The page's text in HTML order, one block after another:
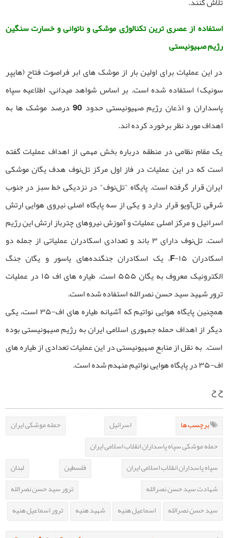
استفاده از عصری ترین تکنالوژی موشکی و ناتوانی و خسارت سنگین
رژیم صهیونیستی
در این عملیات برای اولین بار از موشک های ابر فراصوت فتاح (هایپر
سونیک) استفاده شده است. بر اساس شواهد میدانی، اطلاعیه سپاه
پاسداران و اذعان رژیم صهیونیستی حدود 90 درصد موشک ها به
اهداف مورد نظر برخورد کرده اند.
یک مقام نظامی در منطقه درباره بخش مهمی از اهداف عملیات گفته
است که در این عملیات در فاز اول مرکز تل‌نوف هدف یگان موشکی
ایران قرار گرفته است. پایگاه "تل‌نوف" در نزدیکی خط سبز در جنوب
شرقی تل‌آویو قرار دارد و یکی از سه پایگاه اصلی نیروی هوایی ارتش
اسرائیل و مرکز اصلی عملیات و آموزش نیروهای چترباز ارتش این رژیم
است. تل‌نوف دارای ۳ باند و تعدادی اسکادران عملیاتی از جمله دو
اسکادران F-۱۵، یک اسکادران جنگنده‌های یاسور و یگان جنگ
الکترونیک معروف به یگان ۵۵۵ است. طیاره های اف ۱۵ در عملیات
ترور شهید سید حسن نصرالله استفاده شده است.
همچنین پایگاه هوایی نواتیم که آشیانه طیاره های اف-۳۵ است، یکی
دیگر از اهداف حمله جمهوری اسلامی ایران به رژیم صیهونیستی بوده
است. به نقل از منابع صهیونیستی در این عملیات تعدادی از طیاره های
اف-۳۵ در پایگاه هوایی نواتیم منهدم شده است.
ح ح
برچسب ها اسرائیل
حمله موشکی ایران
حمله موشکی سپاه پاسداران انقلاب اسلامی ایران
سپاه پاسداران انقلاب اسلامی ایران
فلسطین
لبنان
شهادت سید حسن نصرالله
ترور سید حسن نصرالله
سید حسن نصرالله
اسماعیل هنیه شهید هنیه ترور اسماعیل هنیه